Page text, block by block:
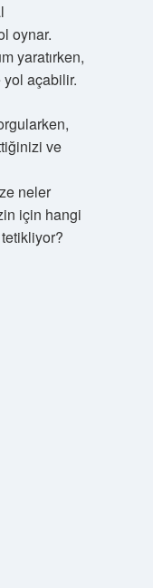
oynar.
yaratırken,
açabilir.
ve
neler
için hangi